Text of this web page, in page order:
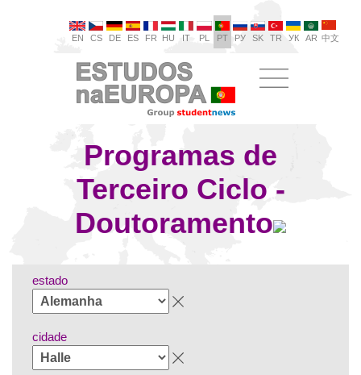
EN CS DE ES FR HU IT PL PT РУ SK TR УК AR 中文
Programas de
Terceiro Ciclo -
Doutoramento
estado
cidade